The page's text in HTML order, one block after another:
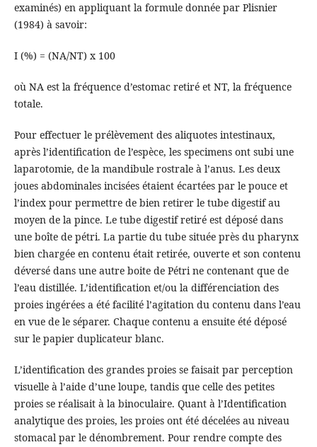
examinés) en appliquant la formule donnée par Plisnier
(1984) à savoir:
I (%) = (NA/NT) x 100
où NA est la fréquence d’estomac retiré et NT, la fréquence
totale.
Pour effectuer le prélèvement des aliquotes intestinaux,
après l’identification de l’espèce, les specimens ont subi une
laparotomie, de la mandibule rostrale à l’anus. Les deux
joues abdominales incisées étaient écartées par le pouce et
l’index pour permettre de bien retirer le tube digestif au
moyen de la pince. Le tube digestif retiré est déposé dans
une boîte de pétri. La partie du tube située près du pharynx
bien chargée en contenu était retirée, ouverte et son contenu
déversé dans une autre boite de Pétri ne contenant que de
l’eau distillée. L’identification et/ou la différenciation des
proies ingérées a été facilité l’agitation du contenu dans l’eau
en vue de le séparer. Chaque contenu a ensuite été déposé
sur le papier duplicateur blanc.
L’identification des grandes proies se faisait par perception
visuelle à l’aide d’une loupe, tandis que celle des petites
proies se réalisait à la binoculaire. Quant à l’Identification
analytique des proies, les proies ont été décelées au niveau
stomacal par le dénombrement. Pour rendre compte des